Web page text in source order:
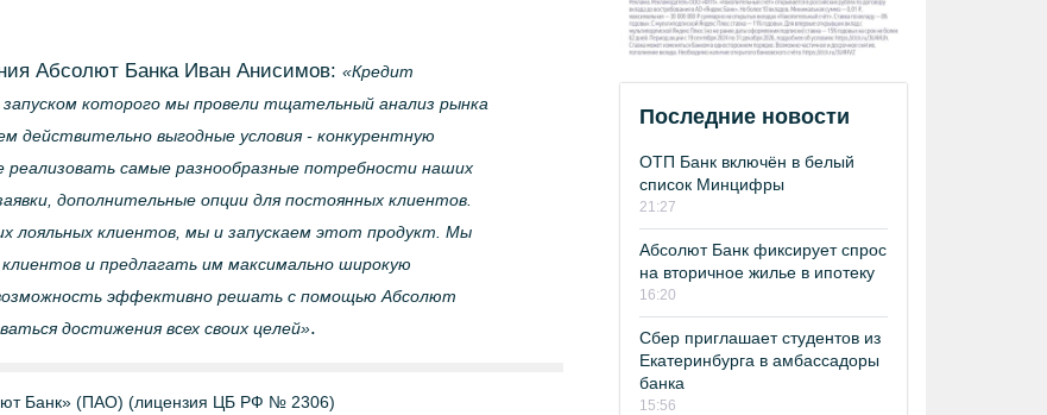
Абсолют Банка Иван Анисимов: «Кредит
которого мы провели тщательный анализ рынка
действительно выгодные условия - конкурентную
самые разнообразные потребности наших
дополнительные опции для постоянных клиентов.
лояльных клиентов, мы и запускаем этот продукт. Мы
и предлагать им максимально широкую
эффективно решать с помощью Абсолют
достижения всех своих целей».
Банк» (ПАО) (лицензия ЦБ РФ № 2306)
Последние новости
ОТП Банк включён в белый
список Минцифры
21:27
Абсолют Банк фиксирует спрос
на вторичное жилье в ипотеку
16:20
Сбер приглашает студентов из
Екатеринбурга в амбассадоры
банка
15:56